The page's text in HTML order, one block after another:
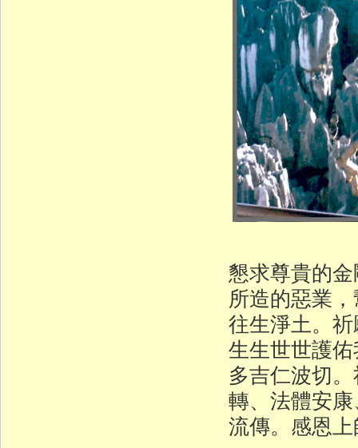
懇求尊貴的
所造的惡業
往生淨土。
生生世世護
多吉仁波切
轉、法體安
流傳。感恩